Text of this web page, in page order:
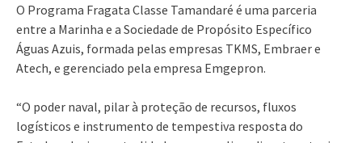
O Programa Fragata Classe Tamandaré é uma parceria
entre a Marinha e a Sociedade de Propósito Específico
Águas Azuis, formada pelas empresas TKMS, Embraer e
Atech, e gerenciado pela empresa Emgepron.
“O poder naval, pilar à proteção de recursos, fluxos
logísticos e instrumento de tempestiva resposta do